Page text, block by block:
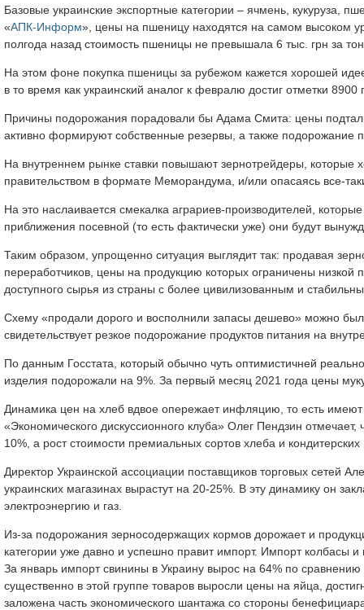
Базовые украинские экспортные категории – ячмень, кукуруза,
«АПК-Информ», цены на пшеницу находятся на самом высоком
полгода назад стоимость пшеницы не превышала 6 тыс. грн за
На этом фоне покупка пшеницы за рубежом кажется хорошей
в то время как украинский аналог к февралю достиг отметки 8900
Причины подорожания порадовали бы Адама Смита: цены
активно формируют собственные резервы, а также подорожание
На внутреннем рынке ставки повышают зернотрейдеры, которые
правительством в формате Меморандума, и/или опасаясь все-
На это наслаивается смекалка аграриев-производителей,
приближения посевной (то есть фактически уже) они будут
Таким образом, упрощенно ситуация выглядит так: продавая
переработчиков, цены на продукцию которых ограничены
доступного сырья из страны с более цивилизованным и
Схему «продали дорого и восполнили запасы дешево» можно
свидетельствует резкое подорожание продуктов питания на
По данным Госстата, который обычно чуть оптимистичней
изделия подорожали на 9%. За первый месяц 2021 года цены
Динамика цен на хлеб вдвое опережает инфляцию, то есть
«Экономического дискуссионного клуба» Олег Пендзин
10%, а рост стоимости премиальных сортов хлеба и
Директор Украинской ассоциации поставщиков торговых сетей
украинских магазинах вырастут на 20-25%. В эту динамику он
электроэнергию и газ.
Из-за подорожания зерносодержащих кормов дорожает и
категории уже давно и успешно правит импорт. Импорт колбасы
За январь импорт свинины в Украину вырос на 64% по
существенно в этой группе товаров выросли цены на яйца,
заложена часть экономического шантажа со стороны